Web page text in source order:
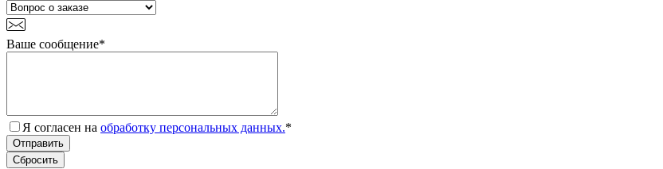
Ваше сообщение*
Я согласен на обработку персональных данных.*